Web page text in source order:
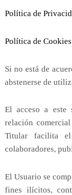
Política de
Política de Cookies
Si no está de
abstenerse de
El acceso a
relación
Titular facilita
colaboradores,
El Usuario se
fines ilícitos,